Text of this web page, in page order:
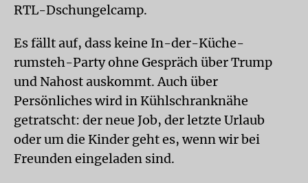
RTL-Dschungelcamp.
Es fällt auf, dass keine In-der-Küche-
rumsteh-Party ohne Gespräch über Trump
und Nahost auskommt. Auch über
Persönliches wird in Kühlschranknähe
getratscht: der neue Job, der letzte Urlaub
oder um die Kinder geht es, wenn wir bei
Freunden eingeladen sind.